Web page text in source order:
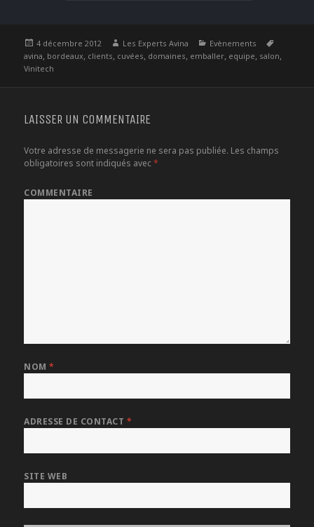
Publié
le
4 décembre 2012 Auteur
Les Experts Avina Catégories
Evènements
avina, bordeaux, clients, cuvées, domaines, emballer, equipe, salon,
Vinitech
LAISSER UN COMMENTAIRE
Votre adresse de messagerie ne sera pas publiée. Les champs
obligatoires sont indiqués avec*
COMMENTAIRE
NOM*
ADRESSE DE CONTACT *
SITE WEB